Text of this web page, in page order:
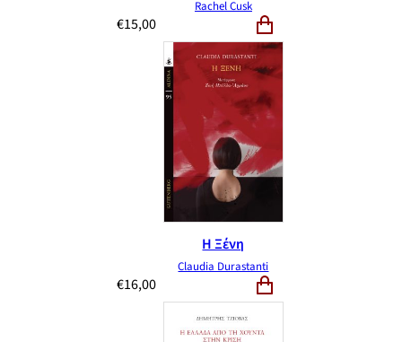
Rachel Cusk
€15,00
Η Ξένη
Claudia Durastanti
€16,00